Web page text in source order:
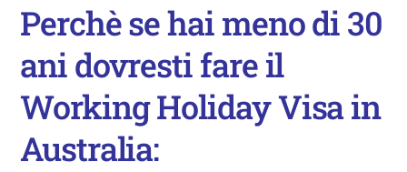
Perchè se hai meno di 30
ani dovresti fare il
Working Holiday Visa in
Australia: